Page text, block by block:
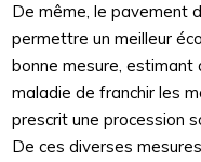
De même, le pavement
permettre un meilleur
bonne mesure, estimant
maladie de franchir les
prescrit une procession
De ces diverses